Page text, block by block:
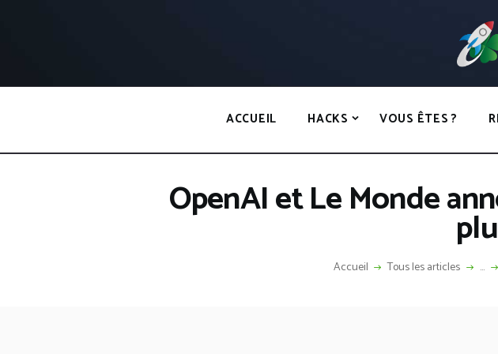
ACCUEIL HACKS VOUS ÊTES ?
OpenAI et Le Monde
Accueil Tous les articles ...
VOUS ÊTES ?
RESSOURCES
CONTACT